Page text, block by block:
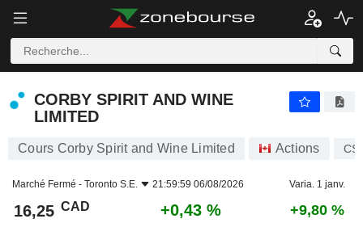
CORBY SPIRIT AND WINE
LIMITED
Cours Corby Spirit and Wine Limited Actions
Marché Fermé - Toronto S.E. 21:59:59 06/08/2026 Varia. 1 janv.
16,25 CAD +0,43 % +9,80 %